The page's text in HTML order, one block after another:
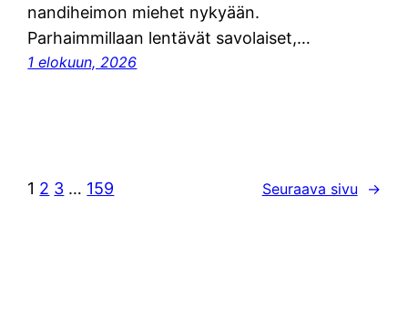
nandiheimon miehet nykyään.
Parhaimmillaan lentävät savolaiset,…
1 elokuun, 2026
1 2 3 … 159 Seuraava sivu →